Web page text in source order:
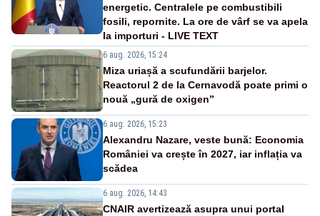
energetic. Centralele pe combustibili
fosili, repornite. La ore de vârf se va apela
la importuri - LIVE TEXT
6 aug. 2026, 15:24
Miza uriașă a scufundării barjelor.
Reactorul 2 de la Cernavodă poate primi o
nouă „gură de oxigen”
6 aug. 2026, 15:23
Alexandru Nazare, veste bună: Economia
României va crește în 2027, iar inflația va
scădea
6 aug. 2026, 14:43
CNAIR avertizează asupra unui portal